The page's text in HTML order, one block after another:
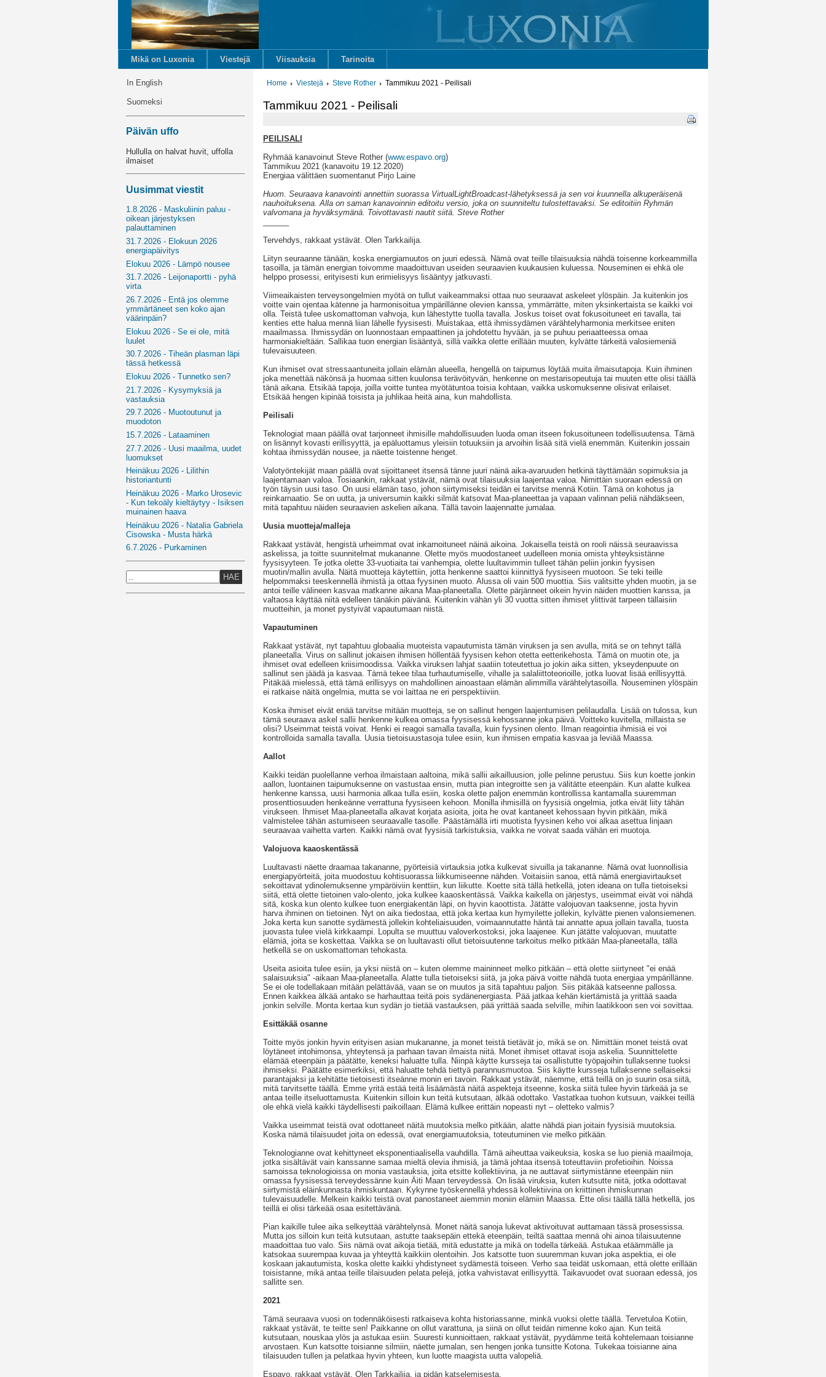
Mikä on Luxonia Viestejä Viisauksia Tarinoita
In English
Suomeksi
Päivän uffo
Hullulla on halvat huvit, uffolla
ilmaiset
Uusimmat viestit
1.8.2026 - Maskuliinin paluu -
oikean järjestyksen
palauttaminen
31.7.2026 - Elokuun 2026
energiapäivitys
Elokuu 2026 - Lämpö nousee
31.7.2026 - Leijonaportti - pyhä
virta
26.7.2026 - Entä jos olemme
ymmärtäneet sen koko ajan
väärinpäin?
Elokuu 2026 - Se ei ole, mitä
luulet
30.7.2026 - Tiheän plasman läpi
tässä hetkessä
Elokuu 2026 - Tunnetko sen?
21.7.2026 - Kysymyksiä ja
vastauksia
29.7.2026 - Muotoutunut ja
muodoton
15.7.2026 - Lataaminen
27.7.2026 - Uusi maailma, uudet
luomukset
Heinäkuu 2026 - Lilithin
historiantunti
Heinäkuu 2026 - Marko Urosevic
- Kun tekoäly kieltäytyy - Isiksen
muinainen haava
Heinäkuu 2026 - Natalia Gabriela
Cisowska - Musta härkä
6.7.2026 - Purkaminen
HAE
Home Viestejä Steve Rother Tammikuu 2021 - Peilisali
Tammikuu 2021 - Peilisali
PEILISALI
Ryhmää kanavoinut Steve Rother (www.espavo.org)
Tammikuu 2021 (kanavoitu 19.12.2020)
Energiaa välittäen suomentanut Pirjo Laine
Huom. Seuraava kanavointi annettiin suorassa VirtualLightBroadcast-lähetyksessä ja sen voi kuunnella alkuperäisenä
nauhoituksena. Alla on saman kanavoinnin editoitu versio, joka on suunniteltu tulostettavaksi. Se editoitiin Ryhmän
valvomana ja hyväksymänä. Toivottavasti nautit siitä. Steve Rother
Tervehdys, rakkaat ystävät. Olen Tarkkailija.
Liityn seuraanne tänään, koska energiamuutos on juuri edessä. Nämä ovat teille tilaisuuksia nähdä toisenne korkeammilla
tasoilla, ja tämän energian toivomme maadoittuvan useiden seuraavien kuukausien kuluessa. Nouseminen ei ehkä ole
helppo prosessi, erityisesti kun erimielisyys lisääntyy jatkuvasti.
Viimeaikaisten terveysongelmien myötä on tullut vaikeammaksi ottaa nuo seuraavat askeleet ylöspäin. Ja kuitenkin jos
voitte vain ojentaa kätenne ja harmonisoitua ympärillänne olevien kanssa, ymmärrätte, miten yksinkertaista se kaikki voi
olla. Teistä tulee uskomattoman vahvoja, kun lähestytte tuolla tavalla. Joskus toiset ovat fokusoituneet eri tavalla, tai
kenties ette halua mennä liian lähelle fyysisesti. Muistakaa, että ihmissydämen värähtelyharmonia merkitsee eniten
maailmassa. Ihmissydän on luonnostaan empaattinen ja johdotettu hyvään, ja se puhuu periaatteessa omaa
harmoniakieltään. Sallikaa tuon energian lisääntyä, sillä vaikka olette erillään muuten, kylvätte tärkeitä valosiemeniä
tulevaisuuteen.
Kun ihmiset ovat stressaantuneita jollain elämän alueella, hengellä on taipumus löytää muita ilmaisutapoja. Kuin ihminen
joka menettää näkönsä ja huomaa sitten kuulonsa terävöityvän, henkenne on mestarisopeutuja tai muuten ette olisi täällä
tänä aikana. Etsikää tapoja, joilla voitte tuntea myötätuntoa toisia kohtaan, vaikka uskomuksenne olisivat erilaiset.
Etsikää hengen kipinää toisista ja juhlikaa heitä aina, kun mahdollista.
Peilisali
Teknologiat maan päällä ovat tarjonneet ihmisille mahdollisuuden luoda oman itseen fokusoituneen todellisuutensa. Tämä
on lisännyt kovasti erillisyyttä, ja epäluottamus yleisiin totuuksiin ja arvoihin lisää sitä vielä enemmän. Kuitenkin jossain
kohtaa ihmissydän nousee, ja näette toistenne henget.
Valotyöntekijät maan päällä ovat sijoittaneet itsensä tänne juuri näinä aika-avaruuden hetkinä täyttämään sopimuksia ja
laajentamaan valoa. Tosiaankin, rakkaat ystävät, nämä ovat tilaisuuksia laajentaa valoa. Nimittäin suoraan edessä on
työn täysin uusi taso. On uusi elämän taso, johon siirtymiseksi teidän ei tarvitse mennä Kotiin. Tämä on kohotus ja
reinkarnaatio. Se on uutta, ja universumin kaikki silmät katsovat Maa-planeettaa ja vapaan valinnan peliä nähdäkseen,
mitä tapahtuu näiden seuraavien askelien aikana. Tällä tavoin laajennatte jumalaa.
Uusia muotteja/malleja
Rakkaat ystävät, hengistä urheimmat ovat inkarnoituneet näinä aikoina. Jokaisella teistä on rooli näissä seuraavissa
askelissa, ja toitte suunnitelmat mukananne. Olette myös muodostaneet uudelleen monia omista yhteyksistänne
fyysisyyteen. Te jotka olette 33-vuotiaita tai vanhempia, olette luultavimmin tulleet tähän peliin jonkin fyysisen
muotin/mallin avulla. Näitä muotteja käytettiin, jotta henkenne saattoi kiinnittyä fyysiseen muotoon. Se teki teille
helpommaksi teeskennellä ihmistä ja ottaa fyysinen muoto. Alussa oli vain 500 muottia. Siis valitsitte yhden muotin, ja se
antoi teille välineen kasvaa matkanne aikana Maa-planeetalla. Olette pärjänneet oikein hyvin näiden muottien kanssa, ja
valtaosa käyttää niitä edelleen tänäkin päivänä. Kuitenkin vähän yli 30 vuotta sitten ihmiset ylittivät tarpeen tällaisiin
muotteihin, ja monet pystyivät vapautumaan niistä.
Vapautuminen
Rakkaat ystävät, nyt tapahtuu globaalia muoteista vapautumista tämän viruksen ja sen avulla, mitä se on tehnyt tällä
planeetalla. Virus on sallinut jokaisen ihmisen höllentää fyysisen kehon otetta eetterikehosta. Tämä on muotin ote, ja
ihmiset ovat edelleen kriisimoodissa. Vaikka viruksen lahjat saatiin toteutettua jo jokin aika sitten, ykseydenpuute on
sallinut sen jäädä ja kasvaa. Tämä tekee tilaa turhautumiselle, vihalle ja salaliittoteorioille, jotka luovat lisää erillisyyttä.
Pitäkää mielessä, että tämä erillisyys on mahdollinen ainoastaan elämän alimmilla värähtelytasoilla. Nouseminen ylöspäin
ei ratkaise näitä ongelmia, mutta se voi laittaa ne eri perspektiiviin.
Koska ihmiset eivät enää tarvitse mitään muotteja, se on sallinut hengen laajentumisen pelilaudalla. Lisää on tulossa, kun
tämä seuraava askel sallii henkenne kulkea omassa fyysisessä kehossanne joka päivä. Voitteko kuvitella, millaista se
olisi? Useimmat teistä voivat. Henki ei reagoi samalla tavalla, kuin fyysinen olento. Ilman reagointia ihmisiä ei voi
kontrolloida samalla tavalla. Uusia tietoisuustasoja tulee esiin, kun ihmisen empatia kasvaa ja leviää Maassa.
Aallot
Kaikki teidän puolellanne verhoa ilmaistaan aaltoina, mikä sallii aikailluusion, jolle pelinne perustuu. Siis kun koette jonkin
aallon, luontainen taipumuksenne on vastustaa ensin, mutta pian integroitte sen ja välitätte eteenpäin. Kun alatte kulkea
henkenne kanssa, uusi harmonia alkaa tulla esiin, koska olette paljon enemmän kontrollissa kantamalla suuremman
prosenttiosuuden henkeänne verrattuna fyysiseen kehoon. Monilla ihmisillä on fyysisiä ongelmia, jotka eivät liity tähän
virukseen. Ihmiset Maa-planeetalla alkavat korjata asioita, joita he ovat kantaneet kehossaan hyvin pitkään, mikä
valmistelee tähän astumiseen seuraavalle tasolle. Päästämällä irti muotista fyysinen keho voi alkaa asettua linjaan
seuraavaa vaihetta varten. Kaikki nämä ovat fyysisiä tarkistuksia, vaikka ne voivat saada vähän eri muotoja.
Valojuova kaaoskentässä
Luultavasti näette draamaa takananne, pyörteisiä virtauksia jotka kulkevat sivuilla ja takananne. Nämä ovat luonnollisia
energiapyörteitä, joita muodostuu kohtisuorassa liikkumiseenne nähden. Voitaisiin sanoa, että nämä energiavirtaukset
sekoittavat ydinolemuksenne ympäröiviin kenttiin, kun liikutte. Koette sitä tällä hetkellä, joten ideana on tulla tietoiseksi
siitä, että olette tietoinen valo-olento, joka kulkee kaaoskentässä. Vaikka kaikella on järjestys, useimmat eivät voi nähdä
sitä, koska kun olento kulkee tuon energiakentän läpi, on hyvin kaoottista. Jätätte valojuovan taaksenne, josta hyvin
harva ihminen on tietoinen. Nyt on aika tiedostaa, että joka kertaa kun hymyilette jollekin, kylvätte pienen valonsiemenen.
Joka kerta kun sanotte sydämestä jollekin kohteliaisuuden, voimaannutatte häntä tai annatte apua jollain tavalla, tuosta
juovasta tulee vielä kirkkaampi. Lopulta se muuttuu valoverkostoksi, joka laajenee. Kun jätätte valojuovan, muutatte
elämiä, joita se koskettaa. Vaikka se on luultavasti ollut tietoisuutenne tarkoitus melko pitkään Maa-planeetalla, tällä
hetkellä se on uskomattoman tehokasta.
Useita asioita tulee esiin, ja yksi niistä on – kuten olemme maininneet melko pitkään – että olette siirtyneet "ei enää
salaisuuksia" -aikaan Maa-planeetalla. Alatte tulla tietoiseksi siitä, ja joka päivä voitte nähdä tuota energiaa ympärillänne.
Se ei ole todellakaan mitään pelättävää, vaan se on muutos ja sitä tapahtuu paljon. Siis pitäkää katseenne pallossa.
Ennen kaikkea älkää antako se harhauttaa teitä pois sydänenergiasta. Pää jatkaa kehän kiertämistä ja yrittää saada
jonkin selville. Monta kertaa kun sydän jo tietää vastauksen, pää yrittää saada selville, mihin laatikkoon sen voi sovittaa.
Esittäkää osanne
Toitte myös jonkin hyvin erityisen asian mukananne, ja monet teistä tietävät jo, mikä se on. Nimittäin monet teistä ovat
löytäneet intohimonsa, yhteytensä ja parhaan tavan ilmaista niitä. Monet ihmiset ottavat isoja askelia. Suunnittelette
elämää eteenpäin ja päätätte, keneksi haluatte tulla. Niinpä käytte kursseja tai osallistutte työpajoihin tullaksenne tuoksi
ihmiseksi. Päätätte esimerkiksi, että haluatte tehdä tiettyä parannusmuotoa. Siis käytte kursseja tullaksenne sellaiseksi
parantajaksi ja kehitätte tietoisesti itseänne monin eri tavoin. Rakkaat ystävät, näemme, että teillä on jo suurin osa siitä,
mitä tarvitsette täällä. Emme yritä estää teitä lisäämästä näitä aspekteja itseenne, koska siitä tulee hyvin tärkeää ja se
antaa teille itseluottamusta. Kuitenkin silloin kun teitä kutsutaan, älkää odottako. Vastatkaa tuohon kutsuun, vaikkei teillä
ole ehkä vielä kaikki täydellisesti paikoillaan. Elämä kulkee erittäin nopeasti nyt – oletteko valmis?
Vaikka useimmat teistä ovat odottaneet näitä muutoksia melko pitkään, alatte nähdä pian joitain fyysisiä muutoksia.
Koska nämä tilaisuudet joita on edessä, ovat energiamuutoksia, toteutuminen vie melko pitkään.
Teknologianne ovat kehittyneet eksponentiaalisella vauhdilla. Tämä aiheuttaa vaikeuksia, koska se luo pieniä maailmoja,
jotka sisältävät vain kanssanne samaa mieltä olevia ihmisiä, ja tämä johtaa itsensä toteuttaviin profetioihin. Noissa
samoissa teknologioissa on monia vastauksia, joita etsitte kollektiivina, ja ne auttavat siirtymistänne eteenpäin niin
omassa fyysisessä terveydessänne kuin Äiti Maan terveydessä. On lisää viruksia, kuten kutsutte niitä, jotka odottavat
siirtymistä eläinkunnasta ihmiskuntaan. Kykynne työskennellä yhdessä kollektiivina on kriittinen ihmiskunnan
tulevaisuudelle. Melkein kaikki teistä ovat panostaneet aiemmin moniin elämiin Maassa. Ette olisi täällä tällä hetkellä, jos
teillä ei olisi tärkeää osaa esitettävänä.
Pian kaikille tulee aika selkeyttää värähtelynsä. Monet näitä sanoja lukevat aktivoituvat auttamaan tässä prosessissa.
Mutta jos silloin kun teitä kutsutaan, astutte taaksepäin ettekä eteenpäin, teiltä saattaa mennä ohi ainoa tilaisuutenne
maadoittaa tuo valo. Siis nämä ovat aikoja tietää, mitä edustatte ja mikä on todella tärkeää. Astukaa etäämmälle ja
katsokaa suurempaa kuvaa ja yhteyttä kaikkiin olentoihin. Jos katsotte tuon suuremman kuvan joka aspektia, ei ole
koskaan jakautumista, koska olette kaikki yhdistyneet sydämestä toiseen. Verho saa teidät uskomaan, että olette erillään
toisistanne, mikä antaa teille tilaisuuden pelata pelejä, jotka vahvistavat erillisyyttä. Taikavuodet ovat suoraan edessä, jos
sallitte sen.
2021
Tämä seuraava vuosi on todennäköisesti ratkaiseva kohta historiassanne, minkä vuoksi olette täällä. Tervetuloa Kotiin,
rakkaat ystävät, te teitte sen! Paikkanne on ollut varattuna, ja siinä on ollut teidän nimenne koko ajan. Kun teitä
kutsutaan, nouskaa ylös ja astukaa esiin. Suuresti kunnioittaen, rakkaat ystävät, pyydämme teitä kohtelemaan toisianne
arvostaen. Kun katsotte toisianne silmiin, näette jumalan, sen hengen jonka tunsitte Kotona. Tukekaa toisianne aina
tilaisuuden tullen ja pelatkaa hyvin yhteen, kun luotte maagista uutta valopeliä.
Espavo, rakkaat ystävät. Olen Tarkkailija, ja pidän katselemisesta.